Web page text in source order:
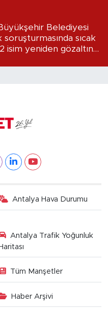
Belediyesi
sıcak
isim yeniden gözaltına
Antalya Hava Durumu
Antalya Trafik Yoğunluk
Tüm Manşetler
Haber Arşivi